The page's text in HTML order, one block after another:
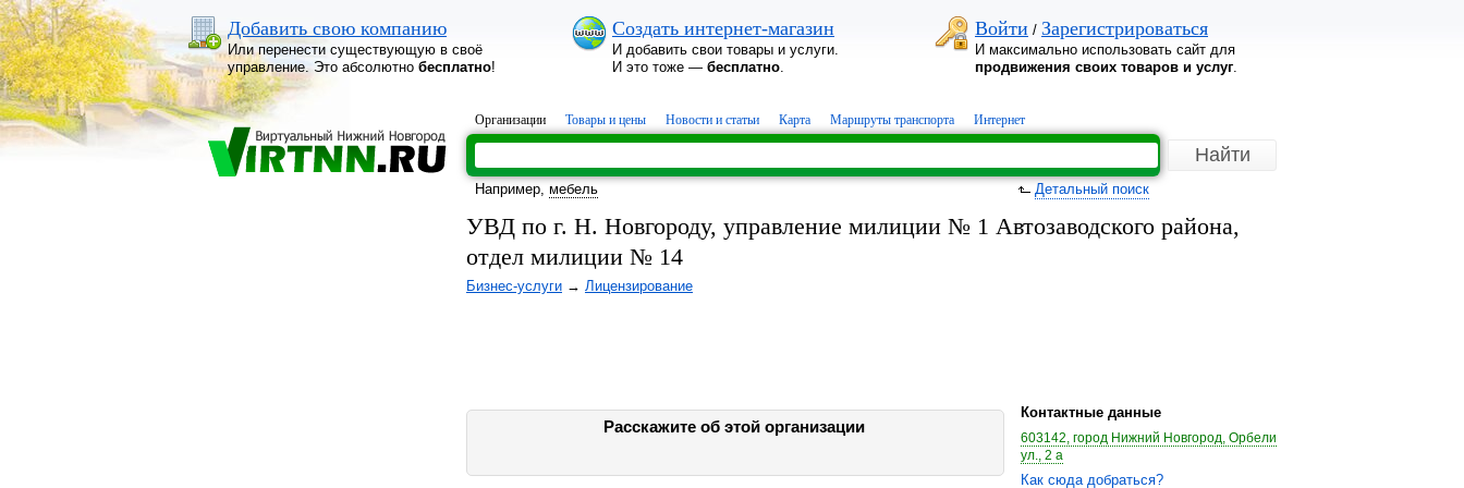
Добавить свою компанию
Или перенести существующую в своё
управление. Это абсолютно бесплатно!
Создать интернет-магазин
И добавить свои товары и услуги.
И это тоже — бесплатно.
Войти / Зарегистрироваться
И максимально использовать сайт для
продвижения своих товаров и услуг.
Организации Товары и цены Новости и статьи Карта Маршруты транспорта Интернет
Например, мебель Детальный поиск
УВД по г. Н. Новгороду, управление милиции № 1 Автозаводского района,
отдел милиции № 14
Бизнес-услуги → Лицензирование
Расскажите об этой организации
Контактные данные
603142, город Нижний Новгород, Орбели
ул., 2 а
Как сюда добраться?